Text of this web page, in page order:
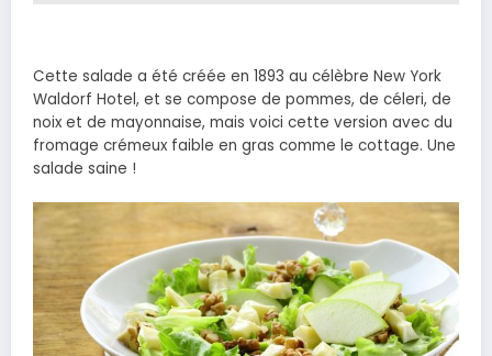
Cette salade a été créée en 1893 au célèbre New York
Waldorf Hotel, et se compose de pommes, de céleri, de
noix et de mayonnaise, mais voici cette version avec du
fromage crémeux faible en gras comme le cottage. Une
salade saine !